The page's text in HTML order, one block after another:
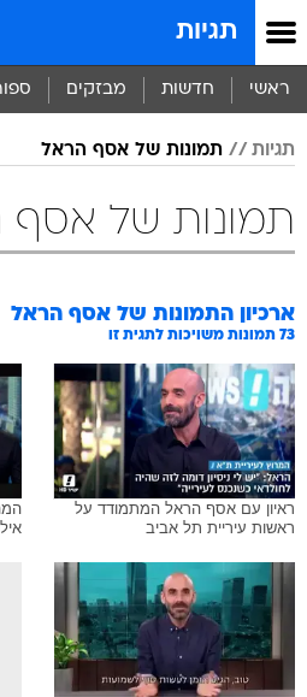
תגיות
ראשי חדשות מבזקים
תגיות תמונות של אסף הראל
תמונות של אסף
ארכיון התמונות של אסף הראל
73 תמונות משויכות לתגית זו
ראיון עם אסף הראל המתמודד על
ראשות עיריית תל אביב
אילון